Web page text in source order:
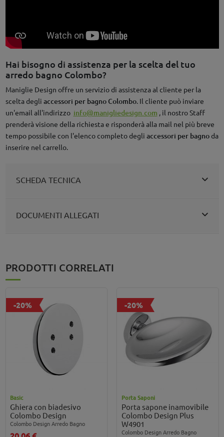
Hai bisogno di assistenza per la scelta del tuo
arredo bagno Colombo?
Maniglie Design offre un servizio di assistenza al cliente per la
scelta degli accessori per bagno Colombo. Il cliente può inviare
un'email all'indirizzo info@manigliedesign.com , il nostro Staff
prenderà visione della richiesta e risponderà alla mail nel più breve
tempo possibile con l'elenco completo degli accessori per bagnoda
inserire nel carrello.
SCHEDA TECNICA
DOCUMENTI ALLEGATI
PRODOTTI CORRELATI
-20%
Basic
Ghiera con biadesivo
Colombo Design
Colombo Design Arredo Bagno
-20%
Porta Saponi
Porta sapone inamovibile
Colombo Design Plus
W4901
Colombo Design Arredo Bagno